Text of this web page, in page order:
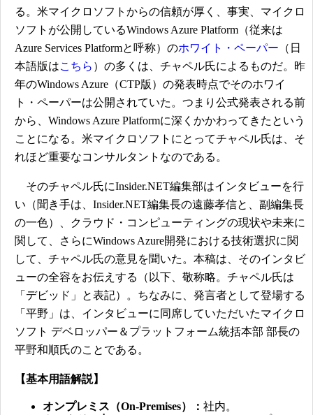
る。米マイクロソフトからの信頼が厚く、事実、マイクロ
ソフトが公開しているWindows Azure Platform（従来は
Azure Services Platformと呼称）のホワイト・ペーパー （日
本語版はこちら ）の多くは、チャペル氏によるものだ。昨
年のWindows Azure（CTP版）の発表時点でそのホワイ
ト・ペーパーは公開されていた。つまり公式発表される前
から、Windows Azure Platformに深くかかわってきたという
ことになる。米マイクロソフトにとってチャペル氏は、そ
れほど重要なコンサルタントなのである。
そのチャペル氏にInsider.NET編集部はインタビューを行
い（聞き手は、Insider.NET編集長の遠藤孝信と、副編集長
の一色）、クラウド・コンピューティングの現状や未来に
関して、さらにWindows Azure開発における技術選択に関
して、チャペル氏の意見を聞いた。本稿は、そのインタビ
ューの全容をお伝えする（以下、敬称略。チャペル氏は
「デビッド」と表記）。ちなみに、発言者として登場する
「平野」は、インタビューに同席していただいたマイクロ
ソフト デベロッパー＆プラットフォーム統括本部 部長の
平野和順氏のことである。
【基本用語解説】
オンプレミス（On-Premises）： 社内。